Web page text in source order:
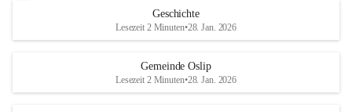
Geschichte
Lesezeit 2 Minuten•28. Jan. 2026
Gemeinde Oslip
Lesezeit 2 Minuten•28. Jan. 2026